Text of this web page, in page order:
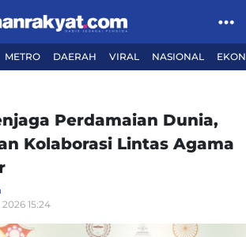
METRO DAERAH VIRAL NASIONAL
Perdamaian Dunia,
Kolaborasi Lintas Agama
15:24